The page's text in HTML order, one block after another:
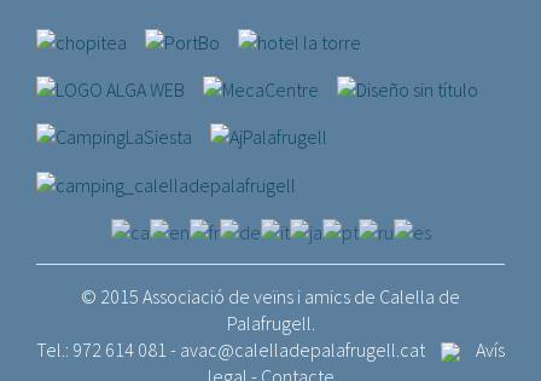
© 2015 Associació de veïns i amics de Calella de
Palafrugell.
Tel.: 972 614 081 - avac@calelladepalafrugell.cat
Avís
legal - Contacte